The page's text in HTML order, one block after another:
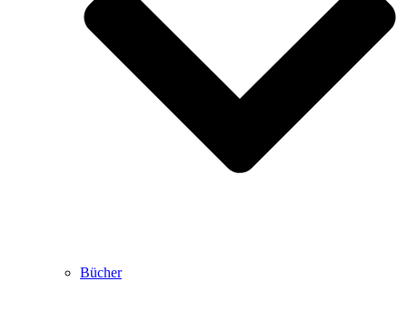
Bücher